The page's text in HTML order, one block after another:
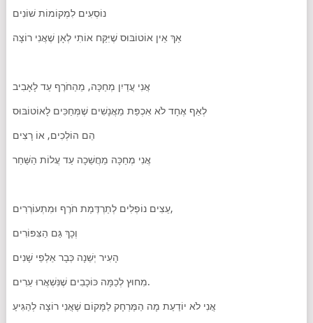
נוֹסְעִים לִמְקוֹמוֹת שׁוֹנִים
אַךְ אֵין אוֹטוֹבּוּס שֶׁיִּקַּח אוֹתִי לְאָן שֶׁאֲנִי רוֹצָה
אֲנִי עֲדַיִן מְחַכָּה, מֵהַחֹרֶף עַד לָאָבִיב
לְאַף אֶחָד לֹא אִכְפַּת מֵאֲנָשִׁים שֶׁמְּחַכִּים לָאוֹטוֹבּוּס
הֵם הוֹלְכִים, אוֹ רָצִים
אֲנִי מְחַכָּה מֵחֲשֵׁכָה עַד עֲלוֹת הַשַּׁחַר
עֵצִים נוֹפְלִים לְתַרְדֶּמַת חֹרֶף וּמִתְעוֹרְרִים,
וְכָךְ גַּם הַצִּפּוֹרִים
הָעִיר יְשֵׁנָה כְּבָר אַלְפֵי שָׁנִים
מִחוּץ לְכַמָּה כּוֹכָבִים שֶׁנִּשְׁאֲרוּ עֵרִים.
אֲנִי לֹא יוֹדַעַת מָה הַמֶּרְחָק לַמָּקוֹם שֶׁאֲנִי רוֹצָה לְהַגִּיעַ